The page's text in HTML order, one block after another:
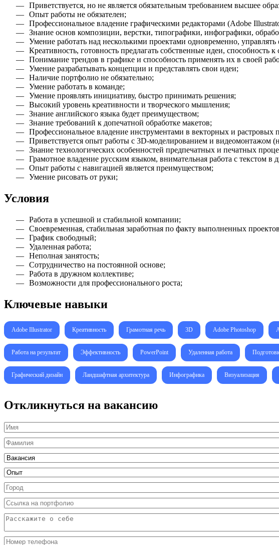
Приветствуется, но не является обязательным требованием высшее
Опыт работы не обязателен;
Профессиональное владение графическими редакторами (Adobe
Знание основ композиции, верстки, типографики, инфографики,
Умение работать над несколькими проектами одновременно,
Креативность, готовность предлагать собственные идеи, способность
Понимание трендов в графике и способность применять их в своей
Умение разрабатывать концепции и представлять свои идеи;
Наличие портфолио не обязательно;
Умение работать в команде;
Умение проявлять инициативу, быстро принимать решения;
Высокий уровень креативности и творческого мышления;
Знание английского языка будет преимуществом;
Знание требований к допечатной обработке макетов;
Профессиональное владение инструментами в векторных и растровых
Приветствуется опыт работы с 3D-моделированием и видеомонтажом
Знание технологических особенностей предпечатных и печатных
Грамотное владение русским языком, внимательная работа с текстом в
Опыт работы с навигацией является преимуществом;
Умение рисовать от руки;
Условия
Работа в успешной и стабильной компании;
Своевременная, стабильная заработная по факту выполненных
График свободный;
Удаленная работа;
Неполная занятость;
Сотрудничество на постоянной основе;
Работа в дружном коллективе;
Возможности для профессионального роста;
Ключевые навыки
Adobe Illustrator Креативность Грамотная речь 3D Adobe Photoshop
Работа на результат Эффективность PowerPoint Удаленная работа
Графический дизайн Ландшафтная архитектура Инфографика Визуализация
Откликнуться на вакансию